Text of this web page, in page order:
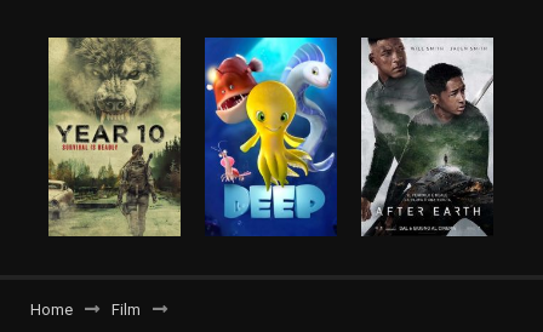
Home
Film